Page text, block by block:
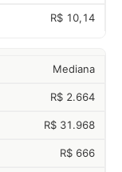
R$ 10,14
Mediana
R$ 2.664
R$ 31.968
R$ 666